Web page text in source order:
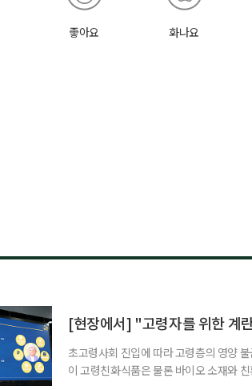
좋아요 화나요
[현장에서] "고령자를 위한 계
초고령사회 진입에 따라 고령층의 영양
이 고령친화식품은 물론 바이오 소재와